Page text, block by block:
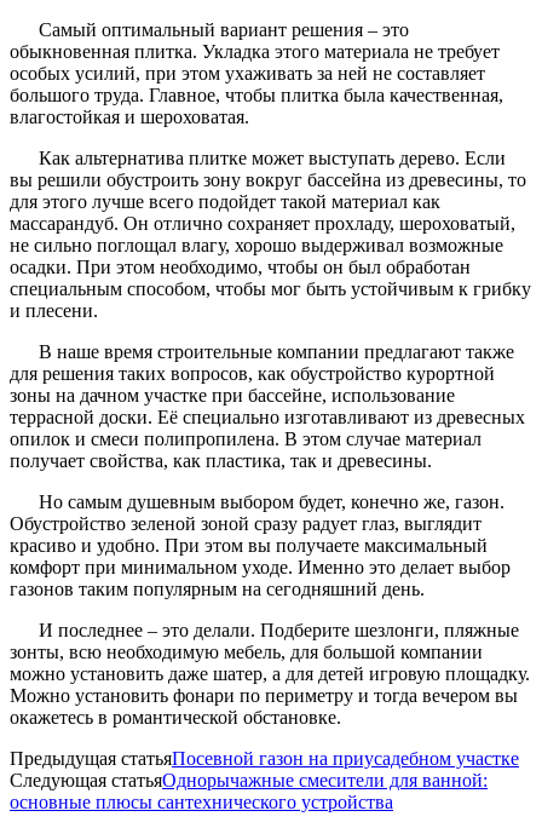
Самый оптимальный вариант решения – это
обыкновенная плитка. Укладка этого материала не требует
особых усилий, при этом ухаживать за ней не составляет
большого труда. Главное, чтобы плитка была качественная,
влагостойкая и шероховатая.
Как альтернатива плитке может выступать дерево. Если
вы решили обустроить зону вокруг бассейна из древесины, то
для этого лучше всего подойдет такой материал как
массарандуб. Он отлично сохраняет прохладу, шероховатый,
не сильно поглощал влагу, хорошо выдерживал возможные
осадки. При этом необходимо, чтобы он был обработан
специальным способом, чтобы мог быть устойчивым к грибку
и плесени.
В наше время строительные компании предлагают также
для решения таких вопросов, как обустройство курортной
зоны на дачном участке при бассейне, использование
террасной доски. Её специально изготавливают из древесных
опилок и смеси полипропилена. В этом случае материал
получает свойства, как пластика, так и древесины.
Но самым душевным выбором будет, конечно же, газон.
Обустройство зеленой зоной сразу радует глаз, выглядит
красиво и удобно. При этом вы получаете максимальный
комфорт при минимальном уходе. Именно это делает выбор
газонов таким популярным на сегодняшний день.
И последнее – это делали. Подберите шезлонги, пляжные
зонты, всю необходимую мебель, для большой компании
можно установить даже шатер, а для детей игровую площадку.
Можно установить фонари по периметру и тогда вечером вы
окажетесь в романтической обстановке.
Предыдущая статьяПосевной газон на приусадебном участке
Следующая статьяОднорычажные смесители для ванной:
основные плюсы сантехнического устройства